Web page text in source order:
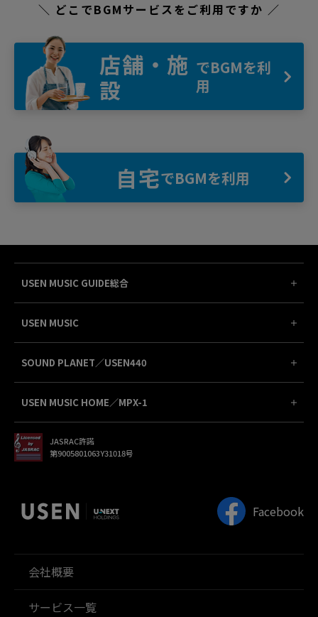
＼ どこでBGMサービスをご利用ですか ／
店舗・施
設
でBGMを利
用
自宅でBGMを利用
USEN MUSIC GUIDE総合
USEN MUSIC
SOUND PLANET／USEN440
USEN MUSIC HOME／MPX-1
JASRAC許諾
第9005801063Y31018号
Facebook
会社概要
サービス一覧